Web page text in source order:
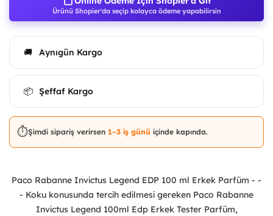
Ürünü Shopier'da seçip kolayca ödeme yapabilirsin
🚚 Aynıgün Kargo
📦 Şeffaf Kargo
⏱️Şimdi sipariş verirsen 1–3 iş günü içinde kapında.
Paco Rabanne Invictus Legend EDP 100 ml Erkek Parfüm - -
- Koku konusunda tercih edilmesi gereken Paco Rabanne
Invictus Legend 100ml Edp Erkek Tester Parfüm,